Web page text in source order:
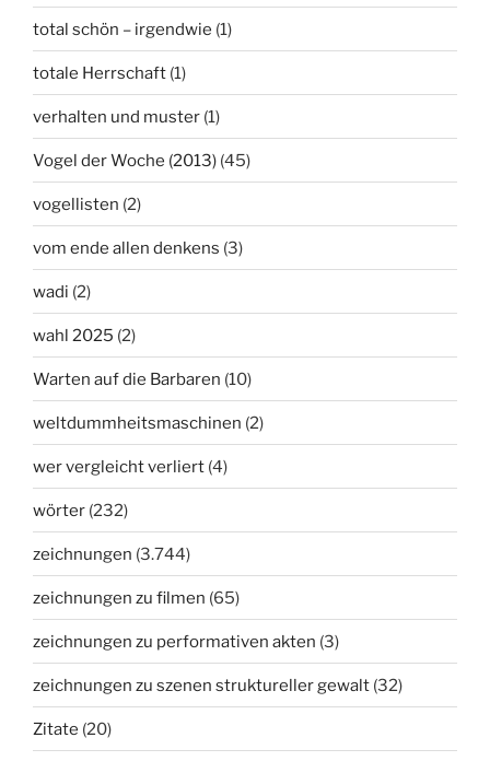
total schön – irgendwie (1)
totale Herrschaft (1)
verhalten und muster (1)
Vogel der Woche (2013) (45)
vogellisten (2)
vom ende allen denkens (3)
wadi (2)
wahl 2025 (2)
Warten auf die Barbaren (10)
weltdummheitsmaschinen (2)
wer vergleicht verliert (4)
wörter (232)
zeichnungen (3.744)
zeichnungen zu filmen (65)
zeichnungen zu performativen akten (3)
zeichnungen zu szenen struktureller gewalt (32)
Zitate (20)